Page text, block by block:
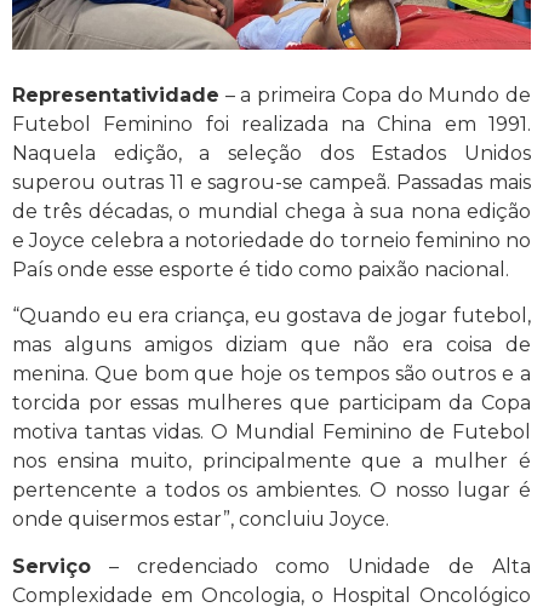
Representatividade – a primeira Copa do Mundo de
Futebol Feminino foi realizada na China em 1991.
Naquela edição, a seleção dos Estados Unidos
superou outras 11 e sagrou-se campeã. Passadas mais
de três décadas, o mundial chega à sua nona edição
e Joyce celebra a notoriedade do torneio feminino no
País onde esse esporte é tido como paixão nacional.
“Quando eu era criança, eu gostava de jogar futebol,
mas alguns amigos diziam que não era coisa de
menina. Que bom que hoje os tempos são outros e a
torcida por essas mulheres que participam da Copa
motiva tantas vidas. O Mundial Feminino de Futebol
nos ensina muito, principalmente que a mulher é
pertencente a todos os ambientes. O nosso lugar é
onde quisermos estar”, concluiu Joyce.
Serviço – credenciado como Unidade de Alta
Complexidade em Oncologia, o Hospital Oncológico